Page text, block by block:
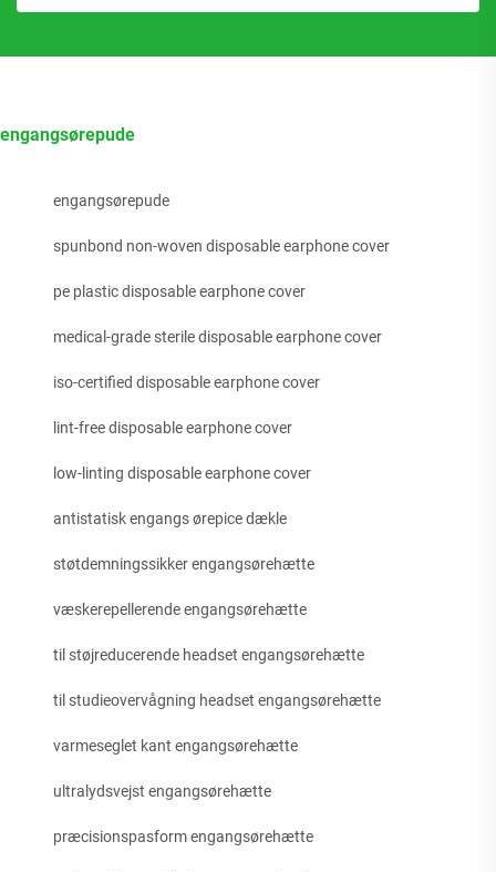
engangsørepude
engangsørepude
spunbond non-woven disposable earphone cover
pe plastic disposable earphone cover
medical-grade sterile disposable earphone cover
iso-certified disposable earphone cover
lint-free disposable earphone cover
low-linting disposable earphone cover
antistatisk engangs ørepice dækle
støtdemningssikker engangsørehætte
væskerepellerende engangsørehætte
til støjreducerende headset engangsørehætte
til studieovervågning headset engangsørehætte
varmeseglet kant engangsørehætte
ultralydsvejst engangsørehætte
præcisionspasform engangsørehætte